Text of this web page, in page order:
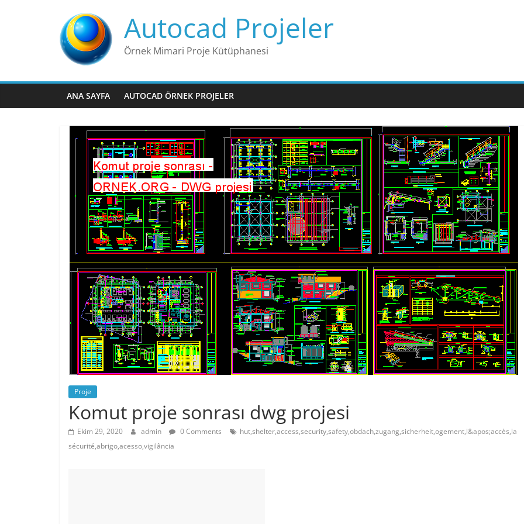
Autocad Projeler
Örnek Mimari Proje Kütüphanesi
ANA SAYFA AUTOCAD ÖRNEK PROJELER
Proje
Komut proje sonrası dwg projesi
Ekim 29, 2020 admin 0 Comments
hut,shelter,access,security,safety,obdach,zugang,sicherheit,ogement,l&apos;accès,la
sécurité,abrigo,acesso,vigilância